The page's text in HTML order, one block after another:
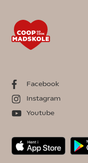
Facebook
Instagram
Youtube